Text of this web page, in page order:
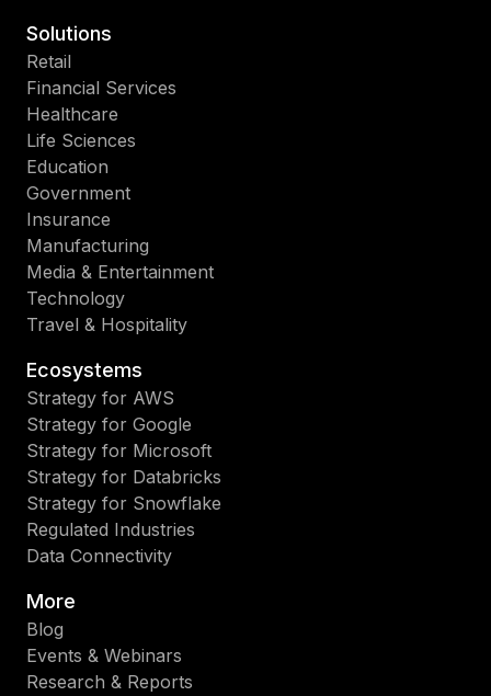
Solutions
Retail
Financial Services
Healthcare
Life Sciences
Education
Government
Insurance
Manufacturing
Media & Entertainment
Technology
Travel & Hospitality
Ecosystems
Strategy for AWS
Strategy for Google
Strategy for Microsoft
Strategy for Databricks
Strategy for Snowflake
Regulated Industries
Data Connectivity
More
Blog
Events & Webinars
Research & Reports